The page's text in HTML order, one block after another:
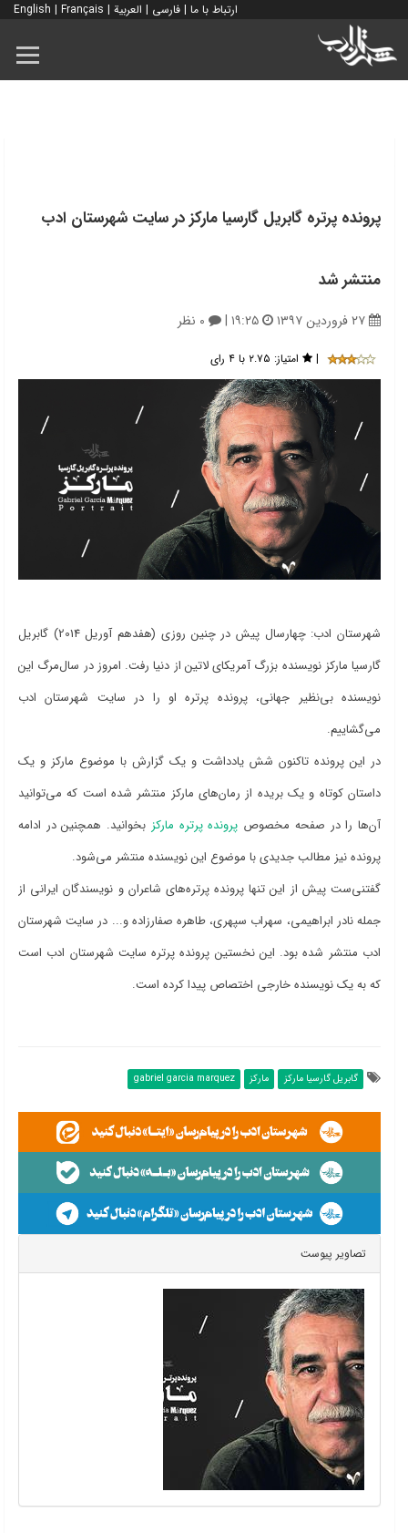
ارتباط با ما | فارسی | العربية |
English | Français
پرونده پرتره گابریل گارسیا مارکز در سایت شهرستان ادب
منتشر شد
۲۷ فروردین ۱۳۹۷ ۱۹:۲۵ | ۰ نظر
| امتیاز: ۲.۷۵ با ۴ رای
شهرستان ادب: چهارسال پیش در چنین روزی (هفدهم آوریل 2014) گابریل
گارسیا مارکز نویسنده بزرگ آمریکای لاتین از دنیا رفت. امروز در سال‌مرگ این
نویسنده بی‌نظیر جهانی، پرونده پرتره او را در سایت شهرستان ادب
می‌گشاییم.
در این پرونده تاکنون شش یادداشت و یک گزارش با موضوع مارکز و یک
داستان کوتاه و یک بریده از رمان‌های مارکز منتشر شده است که می‌توانید
آن‌ها را در صفحه مخصوص پرونده پرتره مارکز بخوانید. همچنین در ادامه
پرونده نیز مطالب جدیدی با موضوع این نویسنده منتشر می‌شود.
گفتنی‌ست پیش از این تنها پرونده پرتره‌های شاعران و نویسندگان ایرانی از
جمله نادر ابراهیمی، سهراب سپهری، طاهره صفارزاده و... در سایت شهرستان
ادب منتشر شده بود. این نخستین پرونده پرتره سایت شهرستان ادب است
که به یک نویسنده خارجی اختصاص پیدا کرده است.
گابریل گارسیا مارکز مارکز gabriel garcia marquez
تصاویر پیوست